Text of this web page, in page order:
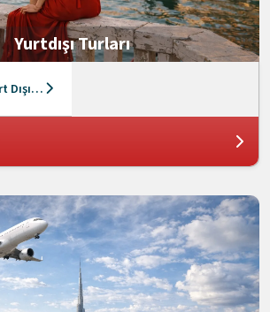
Yurtdışı Turları
Antalya Çıkışlı Yurt Dışı Turları